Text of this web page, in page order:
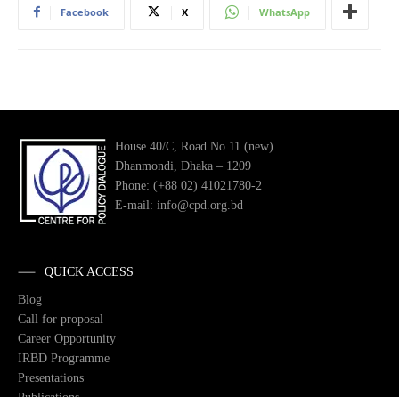
Facebook X WhatsApp
House 40/C, Road No 11 (new)
Dhanmondi, Dhaka – 1209
Phone: (+88 02) 41021780-2
E-mail: info@cpd.org.bd
QUICK ACCESS
Blog
Call for proposal
Career Opportunity
IRBD Programme
Presentations